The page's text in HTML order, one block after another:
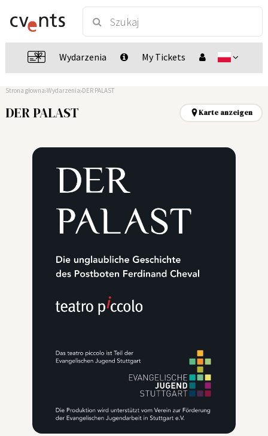
Wydarzenia My Tickets
Strona głowna Wydarzenia DER PALAST
DER PALAST Karte anzeigen